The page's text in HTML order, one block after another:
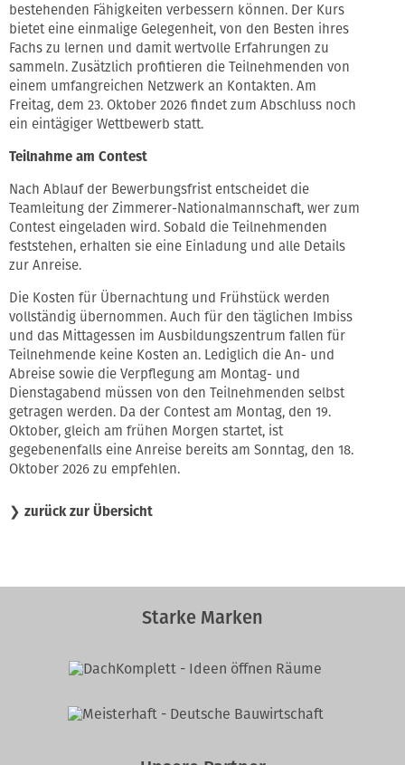
bestehenden Fähigkeiten verbessern können. Der Kurs
bietet eine einmalige Gelegenheit, von den Besten ihres
Fachs zu lernen und damit wertvolle Erfahrungen zu
sammeln. Zusätzlich profitieren die Teilnehmenden von
einem umfangreichen Netzwerk an Kontakten. Am
Freitag, dem 23. Oktober 2026 findet zum Abschluss noch
ein eintägiger Wettbewerb statt.
Teilnahme am Contest
Nach Ablauf der Bewerbungsfrist entscheidet die
Teamleitung der Zimmerer-Nationalmannschaft, wer zum
Contest eingeladen wird. Sobald die Teilnehmenden
feststehen, erhalten sie eine Einladung und alle Details
zur Anreise.
Die Kosten für Übernachtung und Frühstück werden
vollständig übernommen. Auch für den täglichen Imbiss
und das Mittagessen im Ausbildungszentrum fallen für
Teilnehmende keine Kosten an. Lediglich die An- und
Abreise sowie die Verpflegung am Montag- und
Dienstagabend müssen von den Teilnehmenden selbst
getragen werden. Da der Contest am Montag, den 19.
Oktober, gleich am frühen Morgen startet, ist
gegebenenfalls eine Anreise bereits am Sonntag, den 18.
Oktober 2026 zu empfehlen.
❯ zurück zur Übersicht
Starke Marken